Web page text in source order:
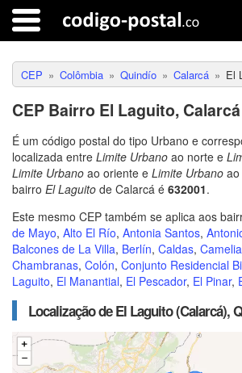
CEP Colômbia Quindío Calarcá El
CEP Bairro El Laguito, Calarcá
É um código postal do tipo Urbano e
localizada entre Limite Urbano ao norte e
Limite Urbano ao oriente e Limite Urbano
bairro El Laguito de Calarcá é 632001.
Este mesmo CEP também se aplica aos
de Mayo, Alto El Río, Antonia Santos,
Balcones de La Villa, Berlín, Caldas,
Chambranas, Colón, Conjunto Residencial
Laguito, El Manantial, El Pescador, El Pinar,
Localização de El Laguito (Calarcá),